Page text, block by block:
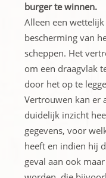
burger te winnen.
Alleen een
bescherming van
scheppen. Het
om een draagvlak
door het op te
Vertrouwen kan er
duidelijk inzicht
gegevens, voor
heeft en indien hij
geval aan ook